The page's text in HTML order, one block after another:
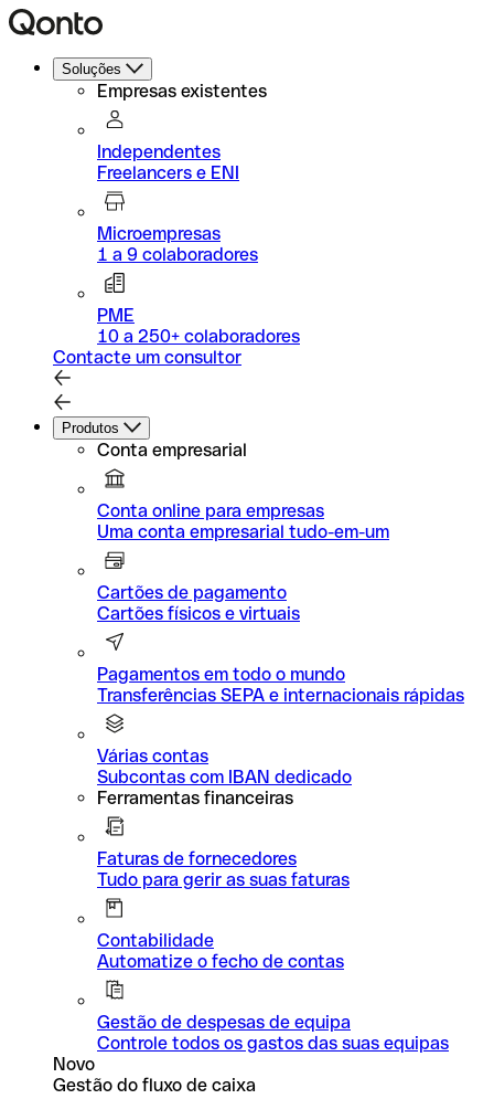
Soluções
Empresas existentes
Independentes
Freelancers e ENI
Microempresas
1 a 9 colaboradores
PME
10 a 250+ colaboradores
Contacte um consultor
Produtos
Conta empresarial
Conta online para empresas
Uma conta empresarial tudo-em-um
Cartões de pagamento
Cartões físicos e virtuais
Pagamentos em todo o mundo
Transferências SEPA e internacionais rápidas
Várias contas
Subcontas com IBAN dedicado
Ferramentas financeiras
Faturas de fornecedores
Tudo para gerir as suas faturas
Contabilidade
Automatize o fecho de contas
Gestão de despesas de equipa
Controle todos os gastos das suas equipas
Novo
Gestão do fluxo de caixa